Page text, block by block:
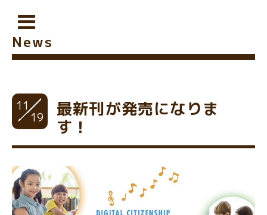
News
11
19
最新刊が発売になりま
す！